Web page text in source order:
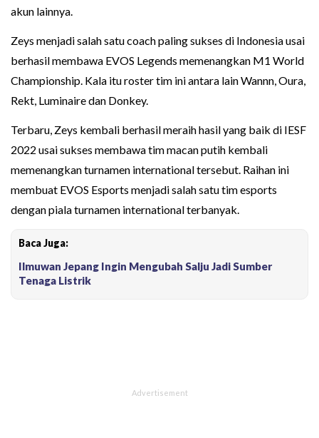
akun lainnya.
Zeys menjadi salah satu coach paling sukses di Indonesia usai
berhasil membawa EVOS Legends memenangkan M1 World
Championship. Kala itu roster tim ini antara lain Wannn, Oura,
Rekt, Luminaire dan Donkey.
Terbaru, Zeys kembali berhasil meraih hasil yang baik di IESF
2022 usai sukses membawa tim macan putih kembali
memenangkan turnamen international tersebut. Raihan ini
membuat EVOS Esports menjadi salah satu tim esports
dengan piala turnamen international terbanyak.
Baca Juga:
Ilmuwan Jepang Ingin Mengubah Salju Jadi Sumber
Tenaga Listrik